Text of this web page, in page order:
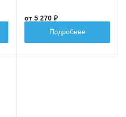
от 5 270 ₽
Подробнее